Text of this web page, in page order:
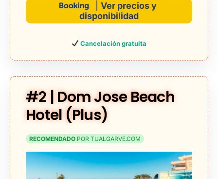
Ver precios y
disponibilidad
Cancelación gratuita
#2 | Dom Jose Beach
Hotel (Plus)
RECOMENDADO POR TUALGARVE.COM